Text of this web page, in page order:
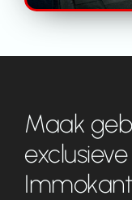
Maak